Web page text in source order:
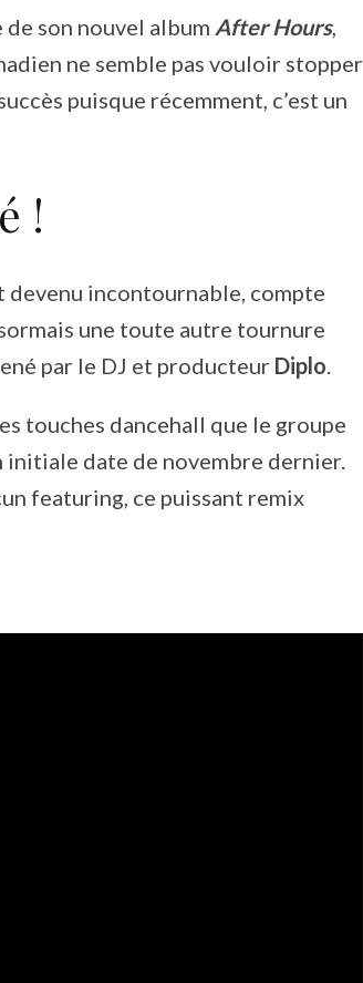
son nouvel album After Hours,
ne semble pas vouloir stopper
puisque récemment, c’est un
!
incontournable, compte
une toute autre tournure
par le DJ et producteur Diplo
touches dancehall que le groupe
initiale date de novembre dernier.
featuring, ce puissant remix